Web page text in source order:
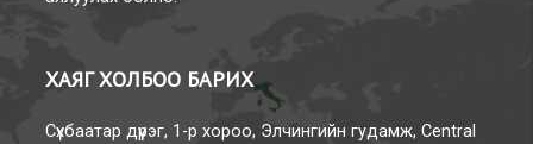
ХАЯГХОЛБОО БАРИХ
Сүхбаатар дүүрэг, 1-р хороо, Элчингийн гудамж, Central